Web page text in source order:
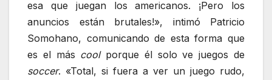
esa que juegan los americanos. ¡Pero los
anuncios están brutales!», intimó Patricio
Somohano, comunicando de esta forma que
es el más coolporque él solo ve juegos de
soccer. «Total, si fuera a ver un juego rudo,